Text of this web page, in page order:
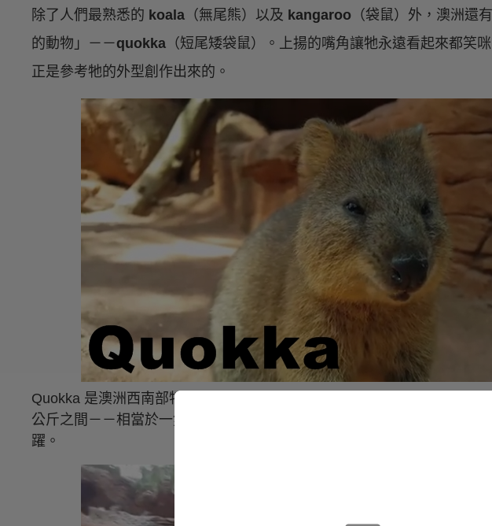
除了人們最熟悉的 koala （無尾熊）以及 kangaroo （袋鼠）外，澳洲還
的動物」－－quokka （短尾矮袋鼠）。上揚的嘴角讓牠永遠看起來都笑
正是參考牠的外型創作出來的。
Quokka 是澳洲西南部特有的動物，身長通常介於介於四十到九十公分間
公斤之間－－相當於一隻普通家貓的大小。牠們的後腿和袋鼠一樣有力，
躍。